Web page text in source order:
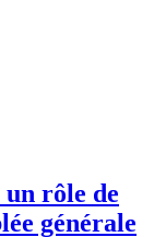
rôle de
générale